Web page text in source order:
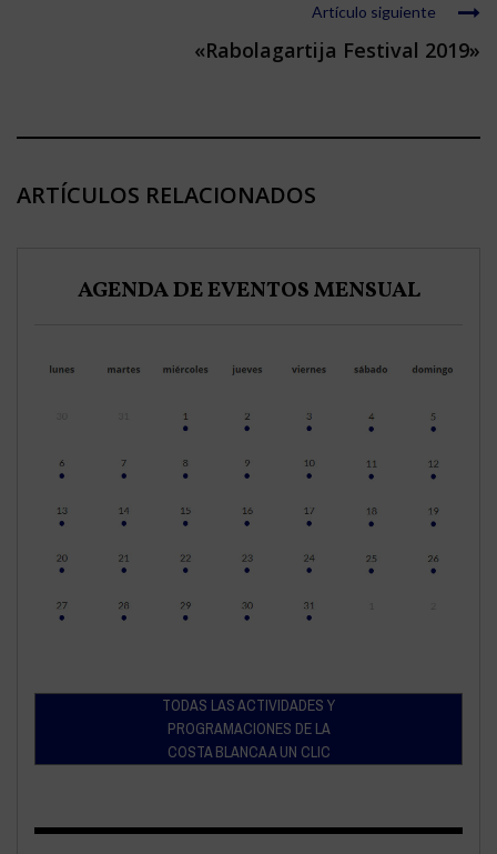
Artículo siguiente
«Rabolagartija Festival 2019»
ARTÍCULOS RELACIONADOS
AGENDA DE EVENTOS MENSUAL
TODAS LAS ACTIVIDADES Y
PROGRAMACIONES DE LA
COSTA BLANCA A UN CLIC